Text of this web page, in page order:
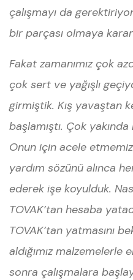
çalışmayı da
bir parçası olmaya
Fakat zamanımız çok
çok sert ve yağışlı
girmiştik. Kış yavaştan
başlamıştı. Çok
Onun için acele
yardım sözünü alınca
ederek işe koyulduk.
TOVAK’tan hesaba
TOVAK’tan yatmasını
aldığımız malzemelerle
sonra çalışmalara